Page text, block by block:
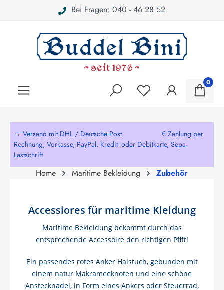
Bei Fragen: 040 - 46 28 52
0
→ Versand mit DHL / Deutsche Post € Zahlung per
Rechnung, Vorkasse, PayPal, Kredit- oder Debitkarte, Sepa-
Lastschrift
Home Maritime Bekleidung Zubehör
Accessiores für maritime Kleidung
Maritime Bekleidung bekommt durch das
entsprechende Accessoire den richtigen Pfiff!
Ein passendes rotes Anker Halstuch, gebunden mit
einem natur Makrameeknoten und eine schöne
Anstecknadel, in Form eines Ankers oder Steuerrad,